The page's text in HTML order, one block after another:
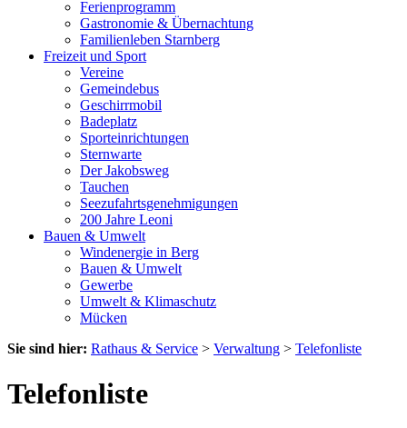
Ferienprogramm
Gastronomie & Übernachtung
Familienleben Starnberg
Freizeit und Sport
Vereine
Gemeindebus
Geschirrmobil
Badeplatz
Sporteinrichtungen
Sternwarte
Der Jakobsweg
Tauchen
Seezufahrtsgenehmigungen
200 Jahre Leoni
Bauen & Umwelt
Windenergie in Berg
Bauen & Umwelt
Gewerbe
Umwelt & Klimaschutz
Mücken
Sie sind hier: Rathaus & Service > Verwaltung > Telefonliste
Telefonliste